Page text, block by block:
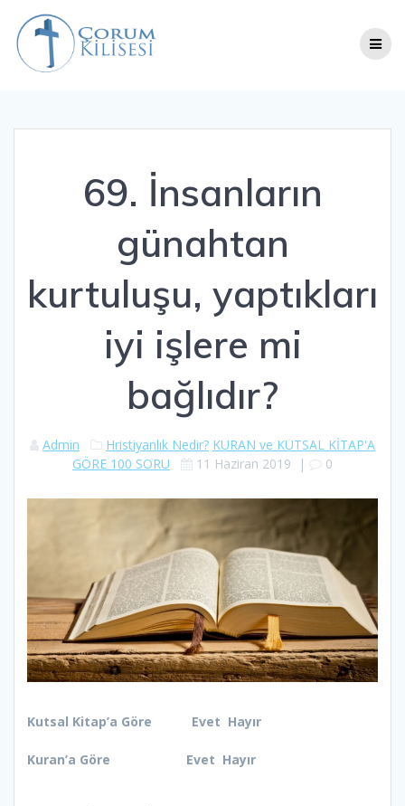
69. İnsanların
günahtan
kurtuluşu, yaptıkları
iyi işlere mi
bağlıdır?
Admin Hristiyanlık Nedir? KURAN ve KUTSAL KİTAP'A
GÖRE 100 SORU
11 Haziran 2019 | 0
Kutsal Kitap’a Göre Evet Hayır
Kuran’a Göre Evet Hayır